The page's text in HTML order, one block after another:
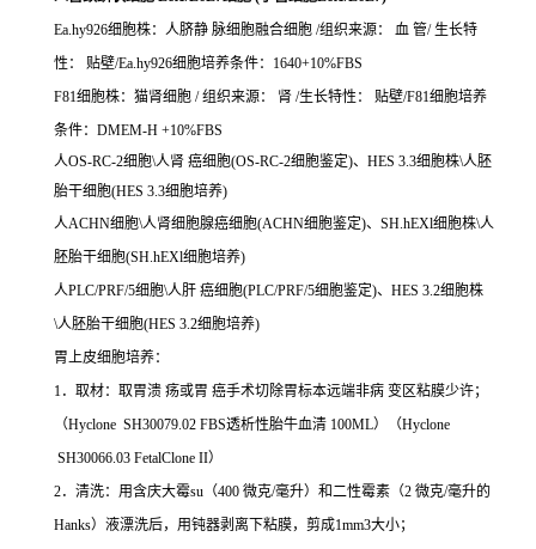
Ea.hy926细胞株：人脐静 脉细胞融合细胞 /组织来源： 血 管/ 生长特
性： 贴壁/Ea.hy926细胞培养条件：1640+10%FBS
F81细胞株：猫肾细胞 / 组织来源： 肾 /生长特性： 贴壁/F81细胞培养
条件：DMEM-H +10%FBS
人OS-RC-2细胞\人肾 癌细胞(OS-RC-2细胞鉴定)、HES 3.3细胞株\人胚
胎干细胞(HES 3.3细胞培养)
人ACHN细胞\人肾细胞腺癌细胞(ACHN细胞鉴定)、SH.hEXl细胞株\人
胚胎干细胞(SH.hEXl细胞培养)
人PLC/PRF/5细胞\人肝 癌细胞(PLC/PRF/5细胞鉴定)、HES 3.2细胞株
\人胚胎干细胞(HES 3.2细胞培养)
胃上皮细胞培养：
1．取材：取胃溃 疡或胃 癌手术切除胃标本远端非病 变区粘膜少许；
（Hyclone SH30079.02 FBS透析性胎牛血清 100ML）（Hyclone
SH30066.03 FetalClone II）
2．清洗：用含庆大霉su（400 微克/毫升）和二性霉素（2 微克/毫升的
Hanks）液漂洗后，用钝器剥离下粘膜，剪成1mm3大小；